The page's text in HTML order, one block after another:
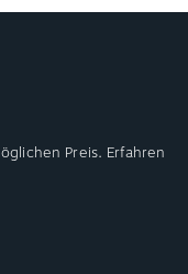
Preis. Erfahren